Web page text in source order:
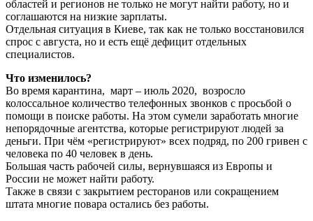
областей и регионов не только не могут найти работу, но и
соглашаются на низкие зарплаты.
Отдельная ситуация в Киеве, так как не только восстановился
спрос с августа, но и есть ещё дефицит отдельных
специалистов.
Что изменилось?
Во время карантина, март – июль 2020, возросло
колоссальное количество телефонных звонков с просьбой о
помощи в поиске работы. На этом сумели заработать многие
непорядочные агентства, которые регистрируют людей за
деньги. При чём «регистрируют» всех подряд, по 200 гривен с
человека по 40 человек в день.
Большая часть рабочей силы, вернувшаяся из Европы и
России не может найти работу.
Также в связи с закрытием ресторанов или сокращением
штата многие повара остались без работы.